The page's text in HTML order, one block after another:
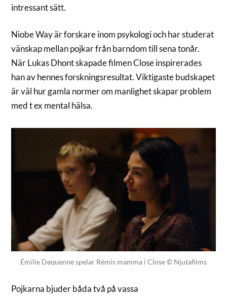
intressant sätt.
Niobe Way är forskare inom psykologi och har studerat
vänskap mellan pojkar från barndom till sena tonår.
När Lukas Dhont skapade filmen Close inspirerades
han av hennes forskningsresultat. Viktigaste budskapet
är väl hur gamla normer om manlighet skapar problem
med t ex mental hälsa.
Émilie Dequenne spelar Rémis mamma i Close © Njutafilms
Pojkarna bjuder båda två på vassa